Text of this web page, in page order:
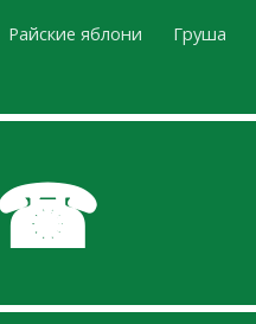
to navigation
Райские яблони Груша
☎